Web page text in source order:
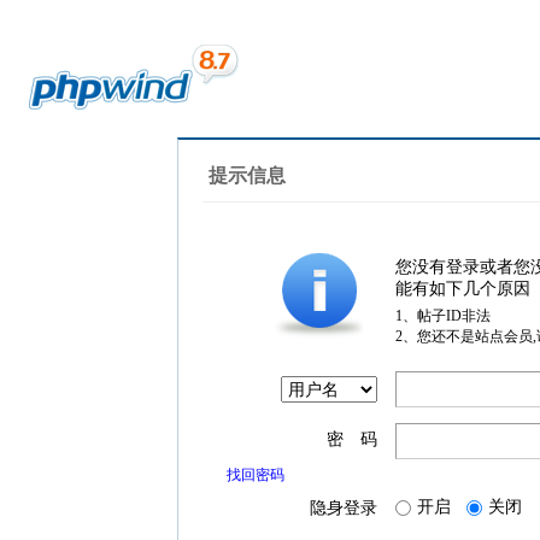
提示信息
您没有登录或者您
能有如下几个原因
1、帖子ID非法
2、您还不是站点会员
密 码
找回密码
隐身登录 开启 关闭